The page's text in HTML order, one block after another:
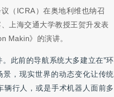
（ICRA）在奥地利维也纳召
上海交通大学教授王贺升发表
Makin》的演讲。
此前的导航系统大多建立在”环
，现实世界的动态变化让传统
行人，或是手术机器人面前多